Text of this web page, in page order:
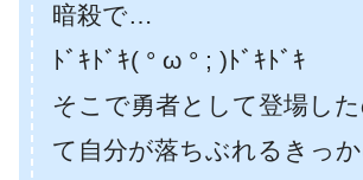
暗殺で…
ﾄﾞｷﾄﾞｷ( ° ω ° ; )ﾄﾞｷﾄﾞｷ
そこで勇者として登場し
て自分が落ちぶれるきっ